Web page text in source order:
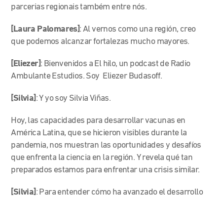
parcerias regionais também entre nós.
[Laura Palomares]: Al vernos como una región, creo
que podemos alcanzar fortalezas mucho mayores.
[Eliezer]: Bienvenidos a El hilo, un podcast de Radio
Ambulante Estudios. Soy Eliezer Budasoff.
[Silvia] : Y yo soy Silvia Viñas.
Hoy, las capacidades para desarrollar vacunas en
América Latina, que se hicieron visibles durante la
pandemia, nos muestran las oportunidades y desafíos
que enfrenta la ciencia en la región. Y revela qué tan
preparados estamos para enfrentar una crisis similar.
[Silvia] : Para entender cómo ha avanzado el desarrollo